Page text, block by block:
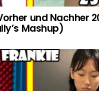
und Nachher
Mashup)